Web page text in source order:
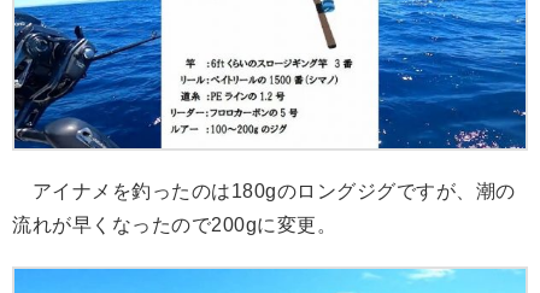
アイナメを釣ったのは180gのロングジグですが、潮の
流れが早くなったので200gに変更。